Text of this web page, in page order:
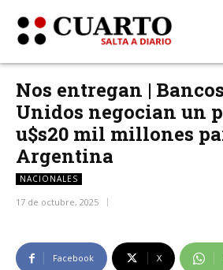
Nos entregan |
Unidos negocian un
u$s20 mil millones
Argentina
NACIONALES
17 de octubre, 2025
Facebook X